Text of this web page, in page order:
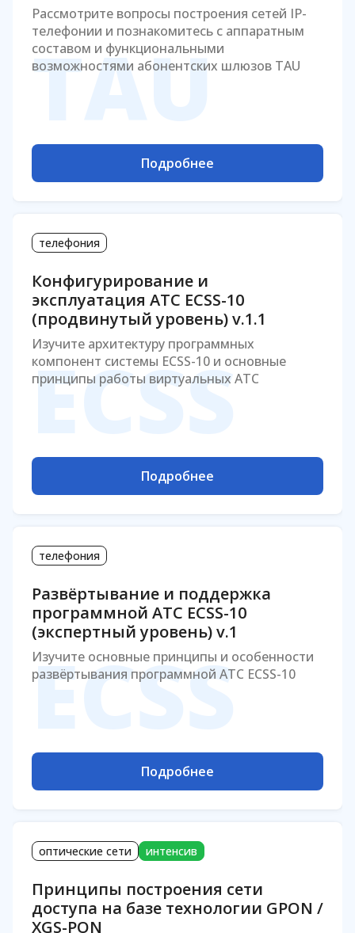
Рассмотрите вопросы построения сетей IP-
телефонии и познакомитесь с аппаратным
составом и функциональными
возможностями абонентских шлюзов TAU
Подробнее
TAU
телефония
Конфигурирование и
эксплуатация АТС ECSS-10
(продвинутый уровень) v.1.1
Изучите архитектуру программных
компонент системы ECSS-10 и основные
принципы работы виртуальных АТС
Подробнее
ECSS
телефония
Развёртывание и поддержка
программной АТС ECSS-10
(экспертный уровень) v.1
Изучите основные принципы и особенности
развёртывания программной АТС ECSS-10
Подробнее
ECSS
оптические сети интенсив
Принципы построения сети
доступа на базе технологии GPON /
XGS-PON